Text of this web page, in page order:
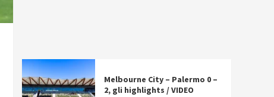
Melbourne City – Palermo 0 –
2, gli highlights / VIDEO